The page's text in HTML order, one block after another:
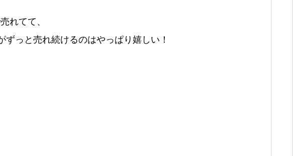
れてて、
っと売れ続けるのはやっぱり嬉しい！